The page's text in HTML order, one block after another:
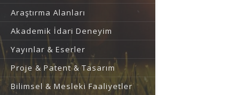
Araştırma Alanları
Akademik İdari Deneyim
Yayınlar & Eserler
Proje & Patent & Tasarım
Bilimsel & Mesleki Faaliyetler